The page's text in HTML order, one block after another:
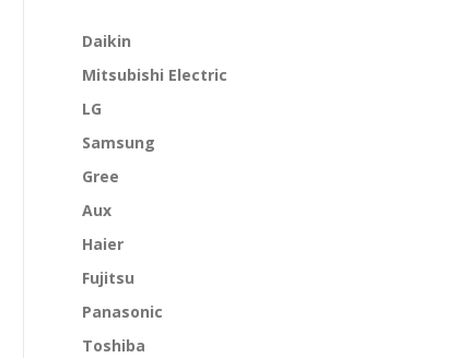
Daikin
Mitsubishi Electric
LG
Samsung
Gree
Aux
Haier
Fujitsu
Panasonic
Toshiba